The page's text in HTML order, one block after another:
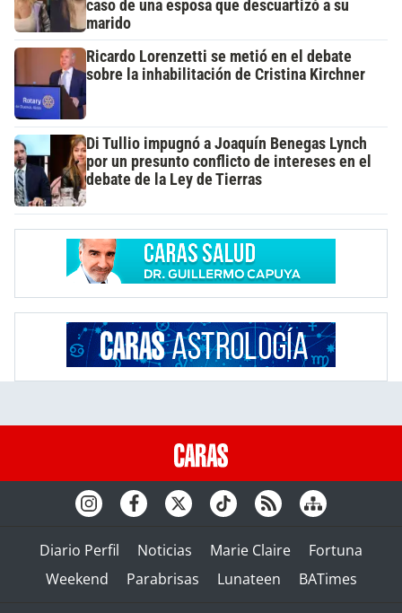
caso de una esposa que descuartizó a su
marido
Ricardo Lorenzetti se metió en el debate
sobre la inhabilitación de Cristina Kirchner
Di Tullio impugnó a Joaquín Benegas Lynch
por un presunto conflicto de intereses en el
debate de la Ley de Tierras
Diario Perfil Noticias Marie Claire
Fortuna
Weekend
Parabrisas Lunateen BATimes